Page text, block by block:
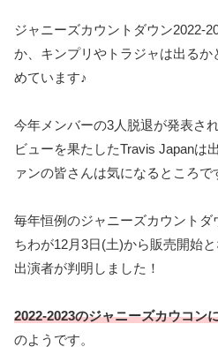
ジャニーズカウントダウン2022-
か、キンプリやトラジャは出るか
めています♪
今年メンバーの3人脱退が発表さ
ビューを果たしたTravis Japanは
ァンの皆さんは気になるところで
毎年恒例のジャニーズカウントダ
ちわが12月3日(土)から販売開始
出演者が判明しました！
2022‐2023のジャニーズカウコン
のようです。